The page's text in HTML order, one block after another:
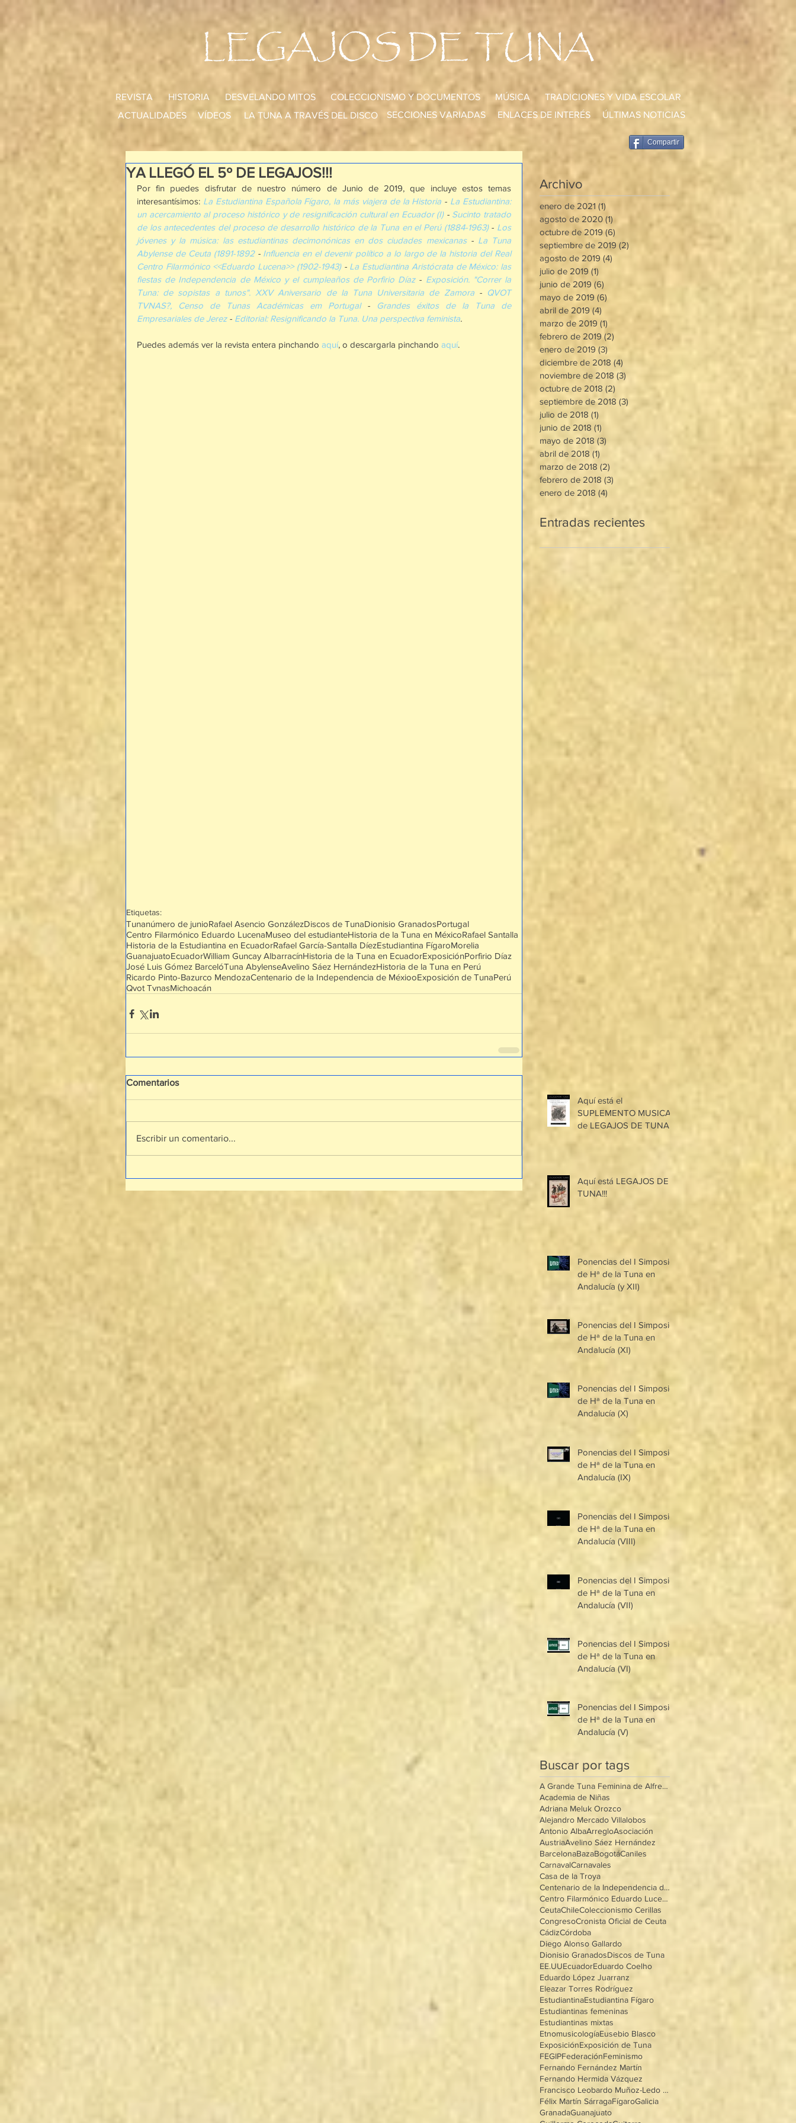
LEGAJOS DE TUNA
REVISTA HISTORIA DESVELANDO MITOS COLECCIONISMO Y DOCUMENTOS MÚSICA
TRADICIONES Y VIDA ESCOLAR
ACTUALIDADES
LA TUNA A TRAVÉS DEL DISCO SECCIONES VARIADAS ENLACES DE INTERÉS ÚLTIMAS NOTICIAS
VÍDEOS
YA LLEGÓ EL 5º DE LEGAJOS!!!
Por fin puedes disfrutar de nuestro número de Junio de 2019, que incluye estos temas
interesantísimos: La Estudiantina Española Fígaro, la más viajera de la Historia - La Estudiantina:
un acercamiento al proceso histórico y de resignificación cultural en Ecuador (I) - Sucinto tratado
de los antecedentes del proceso de desarrollo histórico de la Tuna en el Perú (1884-1963) - Los
jóvenes y la música: las estudiantinas decimonónicas en dos ciudades mexicanas - La Tuna
Abylense de Ceuta (1891-1892 - Influencia en el devenir político a lo largo de la historia del Real
Centro Filarmónico <<Eduardo Lucena>> (1902-1943) - La Estudiantina Aristócrata de México: las
fiestas de Independencia de México y el cumpleaños de Porfirio Díaz - Exposición. "Correr la
Tuna: de sopistas a tunos". XXV Aniversario de la Tuna Universitaria de Zamora - QVOT
TVNAS?, Censo de Tunas Académicas em Portugal -
Grandes éxitos de la Tuna de
Empresariales de Jerez - Editorial: Resignificando la Tuna. Una perspectiva feminista.
Puedes además ver la revista entera pinchando aquí, o descargarla pinchando aquí.
Etiquetas:
Tunanúmero de junioRafael Asencio GonzálezDiscos de TunaDionisio GranadosPortugal
Centro Filarmónico Eduardo LucenaMuseo del estudianteHistoria de la Tuna en MéxicoRafael Santalla
Historia de la Estudiantina en EcuadorRafael García-Santalla DíezEstudiantina FígaroMorelia
GuanajuatoEcuadorWilliam Guncay AlbarracínHistoria de la Tuna en EcuadorExposiciónPorfirio Díaz
José Luis Gómez BarcelóTuna AbylenseAvelino Sáez HernándezHistoria de la Tuna en Perú
Ricardo Pinto-Bazurco MendozaCentenario de la Independencia de MéxiooExposición de TunaPerú
Qvot TvnasMichoacán
Comentarios
Escribir un comentario...
Archivo
enero de 2021 (1)
agosto de 2020 (1)
octubre de 2019 (6)
septiembre de 2019 (2)
agosto de 2019 (4)
julio de 2019 (1)
junio de 2019 (6)
mayo de 2019 (6)
abril de 2019 (4)
marzo de 2019 (1)
febrero de 2019 (2)
enero de 2019 (3) 3 entradas
diciembre de 2018 (4)
noviembre de 2018 (3)
octubre de 2018 (2)
septiembre de 2018 (3) 3 entradas
julio de 2018 (1) 1 entrada
junio de 2018 (1)
mayo de 2018 (3)
abril de 2018 (1)
marzo de 2018 (2)
febrero de 2018 (3)
enero de 2018 (4)
Entradas recientes
Aquí está el
SUPLEMENTO MUSICAL
de LEGAJOS DE TUNA!!!
Aquí está LEGAJOS DE
TUNA!!!
Ponencias del I Simposio
de Hª de la Tuna en
Andalucía (y XII)
Ponencias del I Simposio
de Hª de la Tuna en
Andalucía (XI)
Ponencias del I Simposio
de Hª de la Tuna en
Andalucía (X)
Ponencias del I Simposio
de Hª de la Tuna en
Andalucía (IX)
Ponencias del I Simposio
de Hª de la Tuna en
Andalucía (VIII)
Ponencias del I Simposio
de Hª de la Tuna en
Andalucía (VII)
Ponencias del I Simposio
de Hª de la Tuna en
Andalucía (VI)
Ponencias del I Simposio
de Hª de la Tuna en
Andalucía (V)
Buscar por tags
A Grande Tuna Feminina de Alfredo Mântua
Academia de Niñas
Adriana Meluk Orozco
Alejandro Mercado Villalobos
Antonio AlbaArregloAsociación
AustriaAvelino Sáez Hernández
BarcelonaBazaBogotáCaniles
CarnavalCarnavales
Casa de la Troya
Centenario de la Independencia de Méxioo
Centro Filarmónico Eduardo Lucena
CeutaChileColeccionismo Cerillas
CongresoCronista Oficial de Ceuta
CádizCórdoba
Diego Alonso Gallardo
Dionisio GranadosDiscos de Tuna
EE.UUEcuadorEduardo Coelho
Eduardo López Juarranz
Eleazar Torres Rodríguez
EstudiantinaEstudiantina Fígaro
Estudiantinas femeninas
Estudiantinas mixtas
EtnomusicologíaEusebio Blasco
ExposiciónExposición de Tuna
FEGIPFederaciónFeminismo
Fernando Fernández Martín
Fernando Hermida Vázquez
Francisco Leobardo Muñoz-Ledo Villegas
Félix Martín SárragaFígaroGalicia
GranadaGuanajuato
Compartir